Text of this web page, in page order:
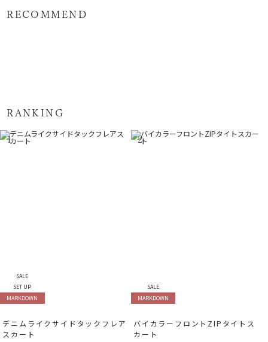
RECOMMEND
RANKING
1
SALE
SET UP
MARKDOWN
デニムライクサイドタックフレア
スカート
2
SALE
MARKDOWN
バイカラーフロントZIPタイトス
カート